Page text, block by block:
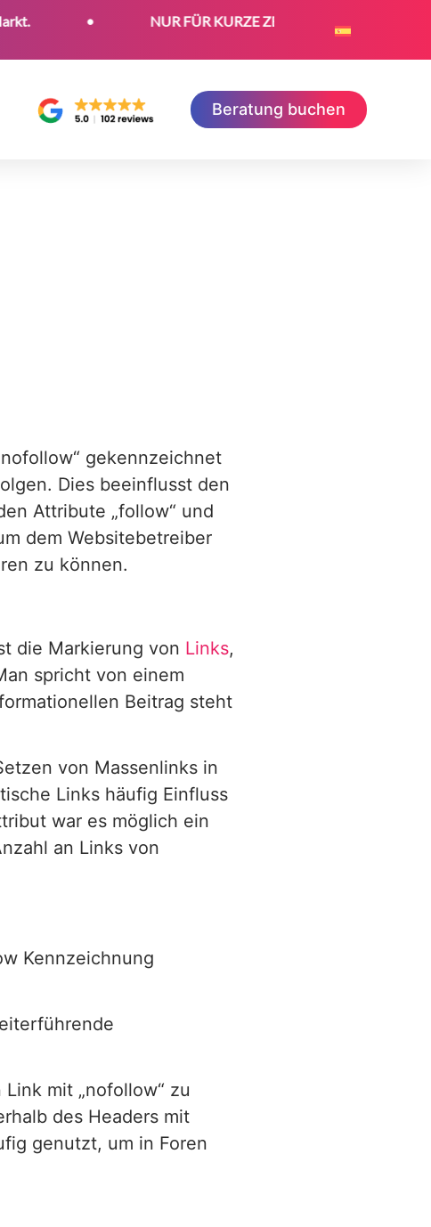
NUR FÜR KURZE ZEIT: Jetzt kostenloses SEO-
Beratung buchen
gekennzeichnet
Dies beeinflusst den
Attribute „follow“ und
dem Websitebetreiber
zu können.
die Markierung von Links,
spricht von einem
Beitrag steht
von Massenlinks in
Links häufig Einfluss
war es möglich ein
an Links von
Kennzeichnung
mit „nofollow“ zu
des Headers mit
genutzt, um in Foren